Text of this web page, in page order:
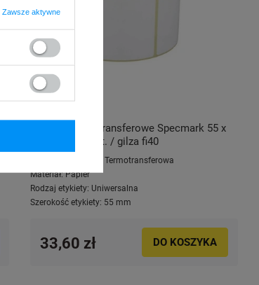
Etykiety termotransferowe Specmark 55 x
70 mm 1000 szt. / gilza fi40
Termotransferowa
Materiał: Papier
Rodzaj etykiety: Uniwersalna
Szerokość etykiety: 55 mm
33,60 zł DO KOSZYKA
Zawsze aktywne